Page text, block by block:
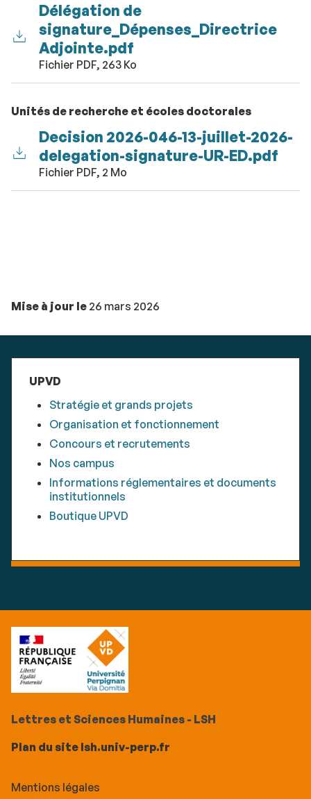
Délégation de
signature_Dépenses_Directrice
Adjointe.pdf
Fichier PDF, 263 Ko
Unités de recherche et écoles doctorales
Decision 2026-046-13-juillet-2026-
delegation-signature-UR-ED.pdf
Fichier PDF, 2 Mo
Mise à jour le 26 mars 2026
UPVD
Stratégie et grands projets
Organisation et fonctionnement
Concours et recrutements
Nos campus
Informations réglementaires et documents
institutionnels
Boutique UPVD
Lettres et Sciences Humaines - LSH
Plan du site lsh.univ-perp.fr
Mentions légales